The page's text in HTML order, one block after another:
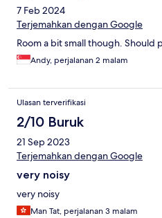
7 Feb 2024
Terjemahkan dengan Google
Room a bit small though. Should
Andy, perjalanan 2 malam
Ulasan terverifikasi
2/10 Buruk
21 Sep 2023
Terjemahkan dengan Google
very noisy
very noisy
Man Tat, perjalanan 3 malam